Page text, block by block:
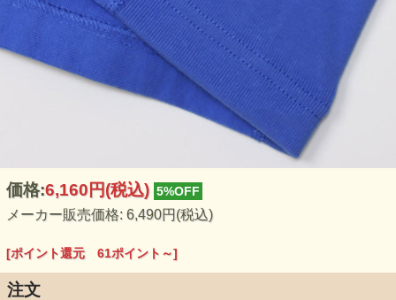
価格:6,160円(税込) 5%OFF
メーカー販売価格: 6,490円(税込)
[ポイント還元 61ポイント～]
注文